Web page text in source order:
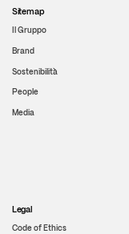
Sitemap
Il Gruppo
Brand
Sostenibilità
People
Media
Legal
Code of Ethics